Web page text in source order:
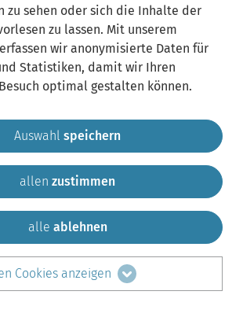
Krailling Impressum
Sitemap
Kontakt
teilen auf:
LinkedIn
zu sehen oder sich die Inhalte der
zu lassen. Mit unserem
wir anonymisierte Daten für
Statistiken, damit wir Ihren
optimal gestalten können.
Auswahl speichern
allen zustimmen
alle ablehnen
Cookies anzeigen